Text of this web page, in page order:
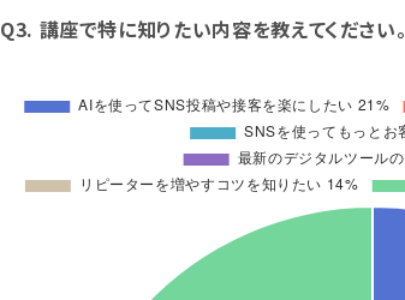
Q3. 講座で特に知りたい内容を教えてください。